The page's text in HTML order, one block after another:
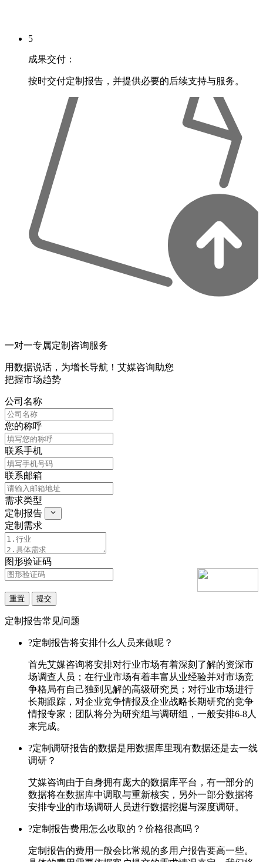
5
成果交付：
按时交付定制报告，并提供必要的后续支持与服务。
一对一专属定制咨询服务
用数据说话，为增长导航！艾媒咨询助您
把握市场趋势
公司名称
您的称呼
联系手机
联系邮箱
需求类型
定制报告
定制需求
图形验证码
重置 提交
定制报告常见问题
?定制报告将安排什么人员来做呢？
首先艾媒咨询将安排对行业市场有着深刻了解的资深市
场调查人员；在行业市场有着丰富从业经验并对市场竞
争格局有自己独到见解的高级研究员；对行业市场进行
长期跟踪，对企业竞争情报及企业战略长期研究的竞争
情报专家；团队将分为研究组与调研组，一般安排6-8人
来完成。
?定制调研报告的数据是用数据库里现有数据还是去一线
调研？
艾媒咨询由于自身拥有庞大的数据库平台，有一部分的
数据将在数据库中调取与重新核实，另外一部分数据将
安排专业的市场调研人员进行数据挖掘与深度调研。
?定制报告费用怎么收取的？价格很高吗？
定制报告的费用一般会比常规的多用户报告要高一些。